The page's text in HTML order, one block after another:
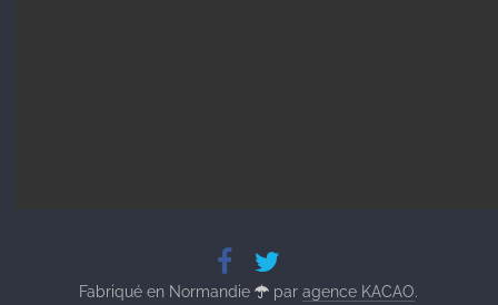
Fabriqué en Normandie paragence KACAO.